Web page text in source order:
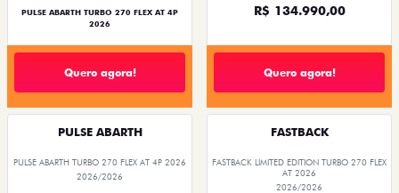
PULSE ABARTH TURBO 270 FLEX AT 4P
2026
Quero agora!
R$ 134.990,00
Quero agora!
PULSE ABARTH
PULSE ABARTH TURBO 270 FLEX AT 4P 2026
2026/2026
FASTBACK
FASTBACK LIMITED EDITION TURBO 270 FLEX
AT 2026
2026/2026